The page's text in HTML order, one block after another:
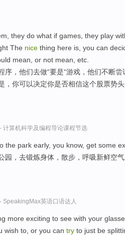
they do what if games, they play
The nice thing here is, you can
mean, or not mean, etc.
序，他们去做“要是“游戏，他们不断
，你可以决定你是否相信这个股票势
计算机科学及编程导论课程节选
the park early, you know, get some
园，去锻炼身体，散步，呼吸新鲜空气
SpeakingMax英语口语达人
more exciting to see with your
wish to, or you can try to just be